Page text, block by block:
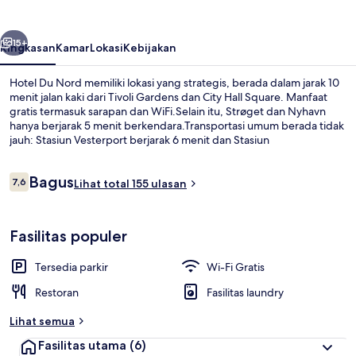
Berikutnya
15+
RingkasanKamarLokasiKebijakan
Hotel Du Nord memiliki lokasi yang strategis, berada dalam jarak 10
menit jalan kaki dari Tivoli Gardens dan City Hall Square. Manfaat
gratis termasuk sarapan dan WiFi.Selain itu, Strøget dan Nyhavn
hanya berjarak 5 menit berkendara.Transportasi umum berada tidak
jauh: Stasiun Vesterport berjarak 6 menit dan Stasiun
Ulasan
7,67,6 dari 10
BagusLihat total 155 ulasan
Fasilitas populer
Tersedia parkir
Wi-Fi Gratis
Restoran
Fasilitas laundry
Lihat semua
Fasilitas utama (6)